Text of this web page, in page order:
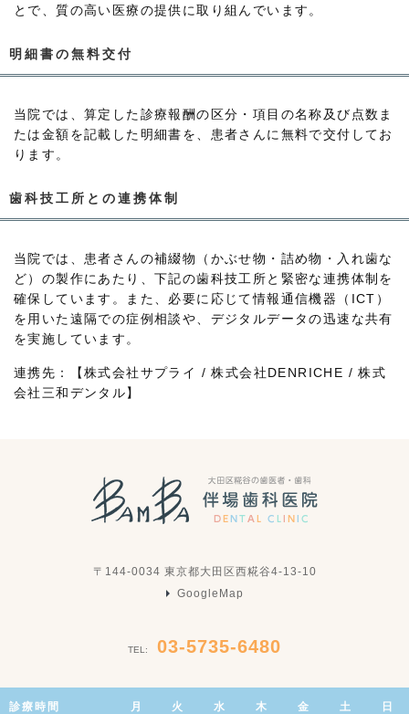
とで、質の高い医療の提供に取り組んでいます。
明細書の無料交付
当院では、算定した診療報酬の区分・項目の名称及び点数ま
たは金額を記載した明細書を、患者さんに無料で交付してお
ります。
歯科技工所との連携体制
当院では、患者さんの補綴物（かぶせ物・詰め物・入れ歯な
ど）の製作にあたり、下記の歯科技工所と緊密な連携体制を
確保しています。また、必要に応じて情報通信機器（ICT）
を用いた遠隔での症例相談や、デジタルデータの迅速な共有
を実施しています。
連携先：【株式会社サプライ / 株式会社DENRICHE / 株式
会社三和デンタル】
〒144-0034 東京都大田区西糀谷4-13-10
GoogleMap
TEL: 03-5735-6480
診療時間 月 火 水 木 金 土 日